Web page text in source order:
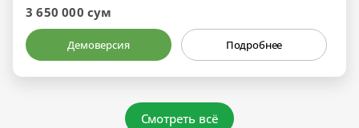
3 650 000 сум
Демоверсия Подробнее
Смотреть всё